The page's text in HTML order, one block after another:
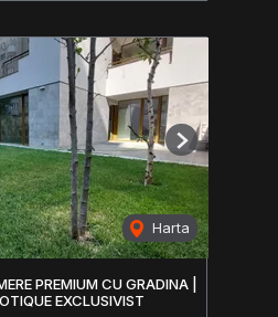
Harta
Next
PREMIUM CU GRADINA |
EXCLUSIVIST